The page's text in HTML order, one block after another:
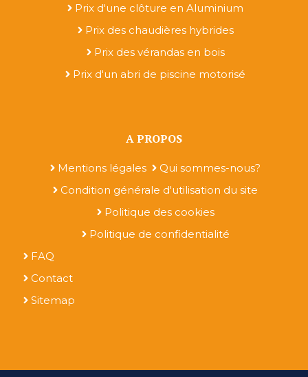
Prix d'une clôture en Aluminium
Prix des chaudières hybrides
Prix des vérandas en bois
Prix d'un abri de piscine motorisé
A PROPOS
Mentions légales
Qui sommes-nous?
Condition générale d'utilisation du site
Politique des cookies
Politique de confidentialité
FAQ
Contact
Sitemap